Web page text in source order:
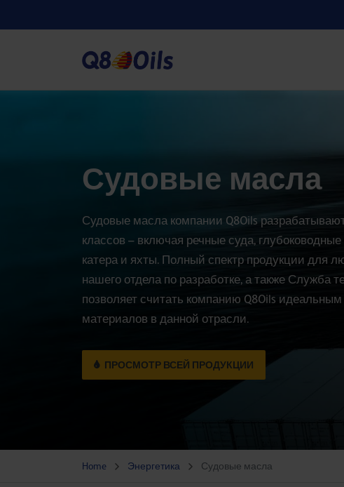
Судовые масла
Судовые масла компании Q8Oils
классов – включая речные суда,
катера и яхты. Полный спектр продукции для
нашего отдела по разработке, а также Служба
позволяет считать компанию Q8Oils
материалов в данной отрасли.
ПРОСМОТР ВСЕЙ ПРОДУКЦИИ
Home Энергетика Судовые масла